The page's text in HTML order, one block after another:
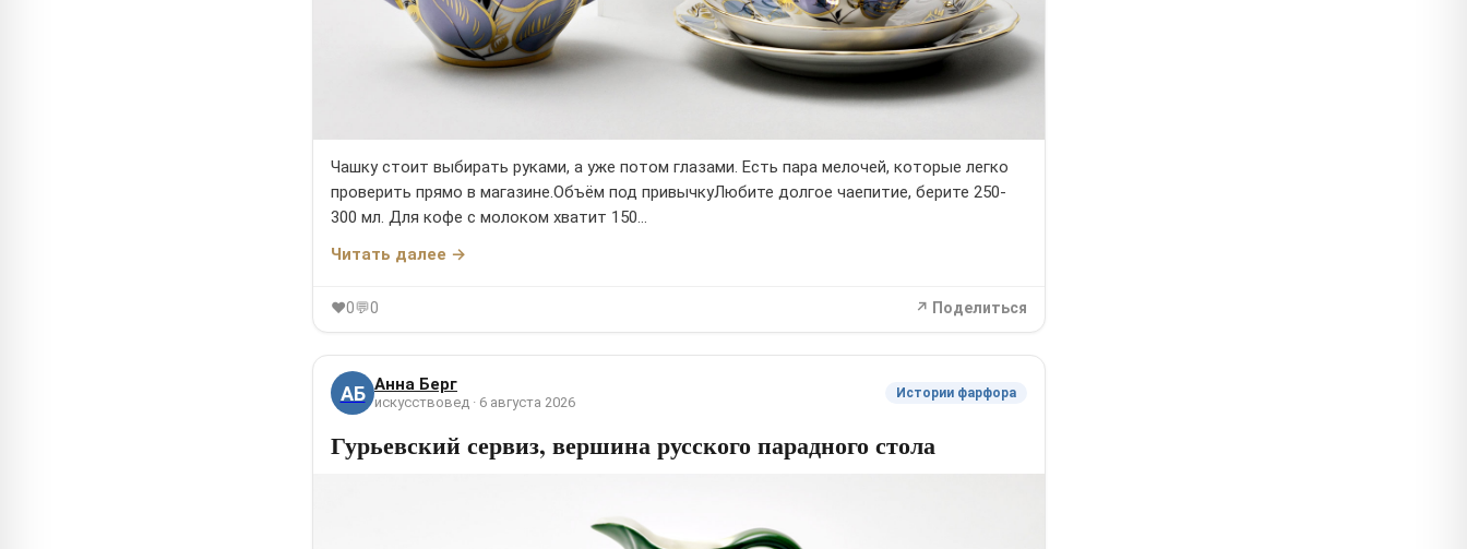
Чашку стоит выбирать руками, а уже потом глазами. Есть пара мелочей, которые легко
проверить прямо в магазине.Объём под привычкуЛюбите долгое чаепитие, берите 250-
300 мл. Для кофе с молоком хватит 150…
Читать далее →
♥0💬0 ↗ Поделиться
АБ Анна Берг
искусствовед · 6 августа 2026
Истории фарфора
Гурьевский сервиз, вершина русского парадного стола